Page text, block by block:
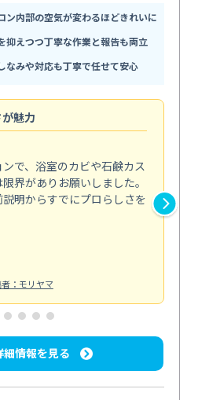
ン内部の空気が変わるほどきれいに
抑えつつ丁寧な作業と報告も両立
なみや対応も丁寧で任せて安心
魅力
で、浴室のカビや石鹸カス
界がありお願いしました。
明からすでにプロらしさを
：モリヤマ
情報を見る